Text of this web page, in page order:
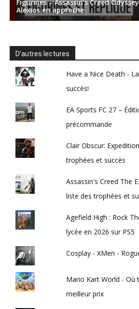
D’autres lectures
Have a Nice Death -
succès!
EA Sports FC 27 –
précommande
Clair Obscur:
trophées et succès
Assassin's Creed The
liste des trophées et
Agefield High : Rock
lycée en 2026 sur PS5
Cosplay - XMen -
Mario Kart World - Où
meilleur prix